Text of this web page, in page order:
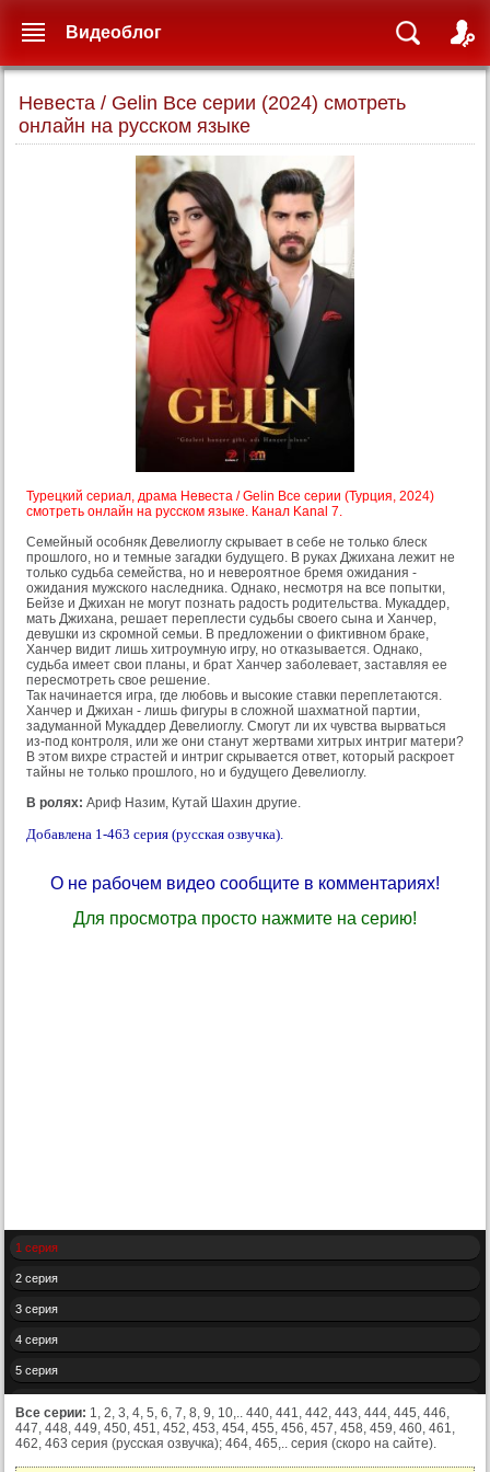
Невеста / Gelin Все серии (2024) смотреть
онлайн на русском языке
Турецкий сериал, драма Невеста / Gelin Все серии (Турция, 2024)
смотреть онлайн на русском языке. Канал Kanal 7.
Семейный особняк Девелиоглу скрывает в себе не только блеск
прошлого, но и темные загадки будущего. В руках Джихана лежит не
только судьба семейства, но и невероятное бремя ожидания -
ожидания мужского наследника. Однако, несмотря на все попытки,
Бейзе и Джихан не могут познать радость родительства. Мукаддер,
мать Джихана, решает переплести судьбы своего сына и Ханчер,
девушки из скромной семьи. В предложении о фиктивном браке,
Ханчер видит лишь хитроумную игру, но отказывается. Однако,
судьба имеет свои планы, и брат Ханчер заболевает, заставляя ее
пересмотреть свое решение.
Так начинается игра, где любовь и высокие ставки переплетаются.
Ханчер и Джихан - лишь фигуры в сложной шахматной партии,
задуманной Мукаддер Девелиоглу. Смогут ли их чувства вырваться
из-под контроля, или же они станут жертвами хитрых интриг матери?
В этом вихре страстей и интриг скрывается ответ, который раскроет
тайны не только прошлого, но и будущего Девелиоглу.
В ролях: Ариф Назим, Кутай Шахин другие.
Добавлена 1-463 серия (русская озвучка).
О не рабочем видео сообщите в комментариях!
Для просмотра просто нажмите на серию!
1 серия
2 серия
3 серия
4 серия
5 серия
7 серия
Все серии: 1, 2, 3, 4, 5, 6, 7, 8, 9, 10,.. 440, 441, 442, 443, 444, 445, 446,
447, 448, 449, 450, 451, 452, 453, 454, 455, 456, 457, 458, 459, 460, 461,
462, 463 серия (русская озвучка); 464, 465,.. серия (скоро на сайте).
Видеоблог